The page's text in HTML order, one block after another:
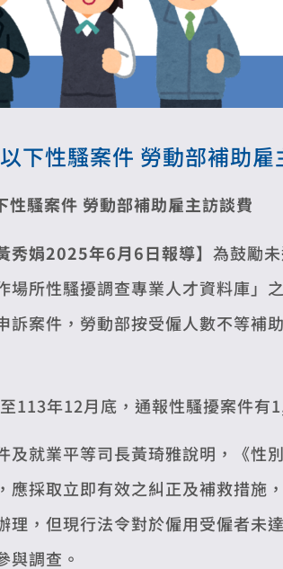
下性騷案件 勞動部補助雇
性騷案件 勞動部補助雇主訪談費
秀娟2025年6月6日報導】 為鼓勵
場所性騷擾調查專業人才資料庫」
訴案件，勞動部按受僱人數不等補
113年12月底，通報性騷擾案件有
及就業平等司長黃琦雅說明，《性
應採取立即有效之糾正及補救措施
理，但現行法令對於僱用受僱者未
與調查。